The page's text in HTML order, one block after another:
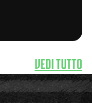
VEDI TUTTO